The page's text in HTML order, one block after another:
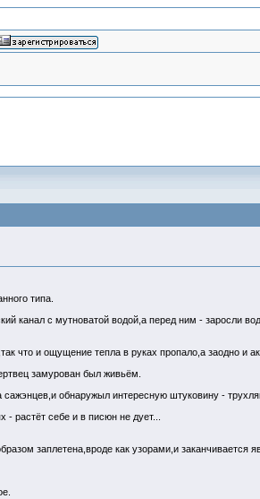
типа.
канал с мутноватой водой,а перед ним - заросли
что и ощущение тепла в руках пропало,а заодно и
замурован был живьём.
обнаружыл интересную штуковину -
растёт себе и в писюн не дует...
заплетена,вроде как узорами,и заканчивается